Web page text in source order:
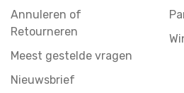
Annuleren of
Retourneren
Meest gestelde vragen
Nieuwsbrief